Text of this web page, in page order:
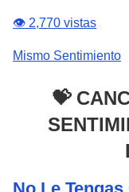
👁️ 2,770 vistas
Mismo Sentimiento
💝